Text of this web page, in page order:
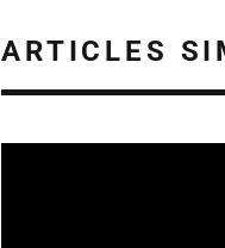
ARTICLES